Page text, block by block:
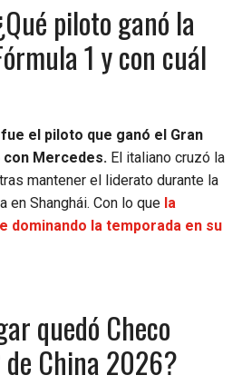
piloto ganó la
1 y con cuál
el piloto que ganó el Gran
con Mercedes. El italiano cruzó la
mantener el liderato durante la
en Shanghái. Con lo que la
dominando la temporada en su
quedó Checo
de China 2026?